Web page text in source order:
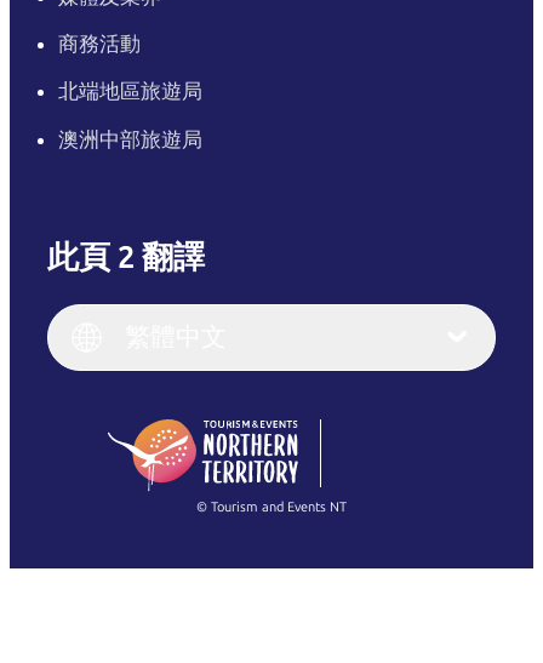
商務活動
北端地區旅遊局
澳洲中部旅遊局
此頁 2 翻譯
English (US)
English
(Singapore)
Français
繁體中文
© Tourism and Events NT